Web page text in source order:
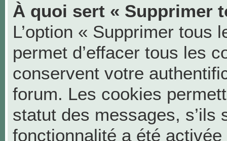
À quoi sert « Supprimer
L’option « Supprimer tous
permet d’effacer tous les
conservent votre
forum. Les cookies
statut des messages,
fonctionnalité a été